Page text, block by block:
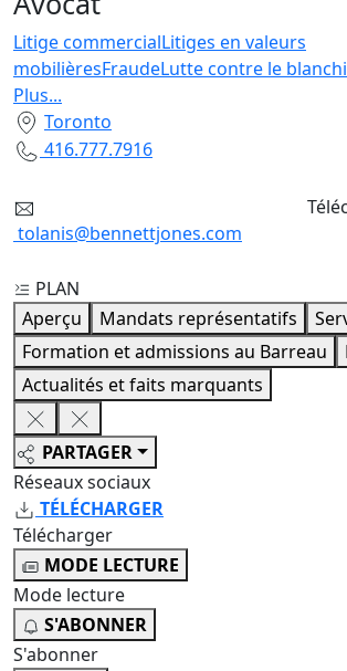
Litige commercialLitiges en valeurs
mobilièresFraudeLutte contre le
Plus...
Toronto
416.777.7916
tolanis@bennettjones.com
PLAN
Aperçu
Mandats représentatifs
Formation et admissions au Barreau
Actualités et faits marquants
PARTAGER
Réseaux sociaux
TÉLÉCHARGER
Télécharger
MODE LECTURE
Mode lecture
S'ABONNER
S'abonner